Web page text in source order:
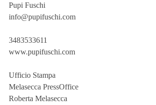
Pupi Fuschi
info@pupifuschi.com
3483533611
www.pupifuschi.com
Ufficio Stampa
Melasecca PressOffice
Roberta Melasecca